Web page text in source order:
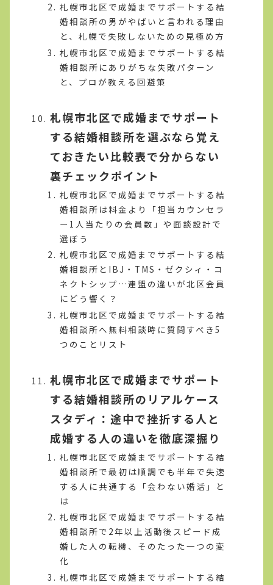
札幌市北区で成婚までサポートする結
婚相談所の男がやばいと言われる理由
と、札幌で失敗しないための見極め方
札幌市北区で成婚までサポートする結
婚相談所にありがちな失敗パターン
と、プロが教える回避策
札幌市北区で成婚までサポート
する結婚相談所を選ぶなら覚え
ておきたい比較表で分からない
裏チェックポイント
札幌市北区で成婚までサポートする結
婚相談所は料金より「担当カウンセラ
ー1人当たりの会員数」や面談設計で
選ぼう
札幌市北区で成婚までサポートする結
婚相談所とIBJ・TMS・ゼクシィ・コ
ネクトシップ…連盟の違いが北区会員
にどう響く？
札幌市北区で成婚までサポートする結
婚相談所へ無料相談時に質問すべき5
つのことリスト
札幌市北区で成婚までサポート
する結婚相談所のリアルケース
スタディ：途中で挫折する人と
成婚する人の違いを徹底深掘り
札幌市北区で成婚までサポートする結
婚相談所で最初は順調でも半年で失速
する人に共通する「会わない婚活」と
は
札幌市北区で成婚までサポートする結
婚相談所で2年以上活動後スピード成
婚した人の転機、そのたった一つの変
化
札幌市北区で成婚までサポートする結